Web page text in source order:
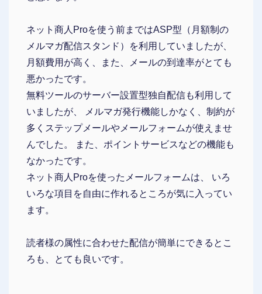
ネット商人Proを使う前まではASP型（月額制の
メルマガ配信スタンド）を利用していましたが、
月額費用が高く、また、メールの到達率がとても
悪かったです。
無料ツールのサーバー設置型独自配信も利用して
いましたが、 メルマガ発行機能しかなく、制約が
多くステップメールやメールフォームが使えませ
んでした。 また、ポイントサービスなどの機能も
なかったです。
ネット商人Proを使ったメールフォームは、 いろ
いろな項目を自由に作れるところが気に入ってい
ます。
読者様の属性に合わせた配信が簡単にできるとこ
ろも、とても良いです。